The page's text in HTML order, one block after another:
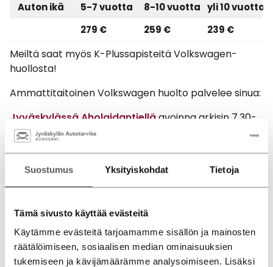
Suostumus Yksityiskohdat Tietoja
Tämä sivusto käyttää evästeitä
Käytämme evästeitä tarjoamamme sisällön ja mainosten
räätälöimiseen, sosiaalisen median ominaisuuksien
tukemiseen ja kävijämäärämme analysoimiseen. Lisäksi
Auton ikä 5-7 vuotta 8-10 vuotta yli 10 vuotta
279 €
259 € 239 €
Meiltä saat myös K-Plussapisteitä Volkswagen-
huollosta!
Ammattitaitoinen Volkswagen huolto palvelee sinua:
Jyväskylässä Aholaidantielläavoinna arkisin 7.30-
16.30 p.0207 751 510
Mikkelissä Kalustekujallaavoinna arkisin 7.30-16.30
044 0320 152
p.044 0518 461